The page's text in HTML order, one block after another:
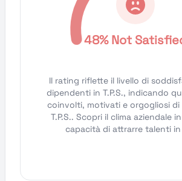
48% Not
Il rating riflette il livello di
dipendenti in T.P.S., indicando
coinvolti, motivati e orgogliosi di
T.P.S.. Scopri il clima aziendale in
capacità di attrarre talenti in